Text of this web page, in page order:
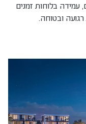
עמידה בלוחות זמנים
ובטוחה.